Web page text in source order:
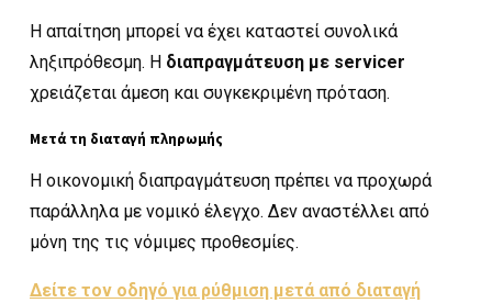
Η απαίτηση μπορεί να έχει καταστεί συνολικά
ληξιπρόθεσμη. Η διαπραγμάτευση με servicer
χρειάζεται άμεση και συγκεκριμένη πρόταση.
Μετά τη διαταγή πληρωμής
Η οικονομική διαπραγμάτευση πρέπει να προχωρά
παράλληλα με νομικό έλεγχο. Δεν αναστέλλει από
μόνη της τις νόμιμες προθεσμίες.
Δείτε τον οδηγό για ρύθμιση μετά από διαταγή